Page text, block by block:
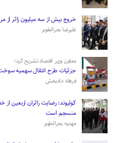
­خروج بیش از سه میلیون زائر از
علیرضا بحرالعلوم
معاون وزیر اقتصاد تشریح کرد؛
جزئیات طرح انتقال سهمیه
فرهاد دادبخش
کولیوند: رضایت زائران اربعین
منسجم است
مهدیه بحرالعلوم